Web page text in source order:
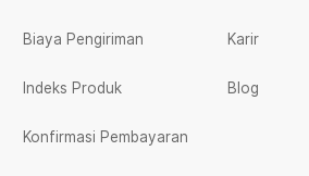
Biaya Pengiriman
Indeks Produk
Konfirmasi Pembayaran
Karir
Blog